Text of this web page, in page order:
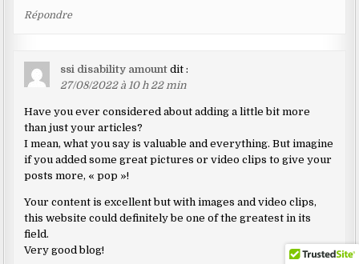
Répondre
ssi disability amount dit :
27/08/2022 à 10 h 22 min
Have you ever considered about adding a little bit more
than just your articles?
I mean, what you say is valuable and everything. But imagine
if you added some great pictures or video clips to give your
posts more, « pop »!
Your content is excellent but with images and video clips,
this website could definitely be one of the greatest in its
field.
Very good blog!